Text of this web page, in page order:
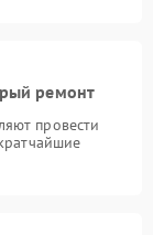
ремонт
провести